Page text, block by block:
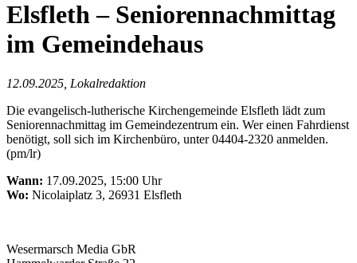
Elsfleth – Seniorennachmittag
im Gemeindehaus
12.09.2025, Lokalredaktion
Die evangelisch-lutherische Kirchengemeinde Elsfleth lädt zum
Seniorennachmittag im Gemeindezentrum ein. Wer einen Fahrdienst
benötigt, soll sich im Kirchenbüro, unter 04404-2320 anmelden.
(pm/lr)
Wann: 17.09.2025, 15:00 Uhr
Wo: Nicolaiplatz 3, 26931 Elsfleth
Wesermarsch Media GbR